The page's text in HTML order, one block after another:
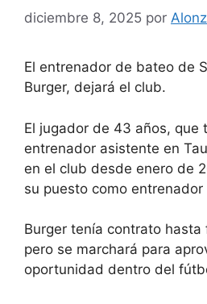
diciembre 8, 2025 por
El entrenador de bateo de
Burger, dejará el club.
El jugador de 43 años, que
entrenador asistente en
en el club desde enero de
su puesto como
Burger tenía contrato hasta
pero se marchará para
oportunidad dentro del